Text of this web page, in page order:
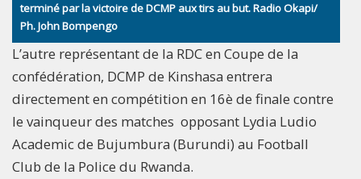
terminé par la victoire de DCMP aux tirs au but. Radio Okapi/
Ph. John Bompengo
L’autre représentant de la RDC en Coupe de la
confédération, DCMP de Kinshasa entrera
directement en compétition en 16è de finale contre
le vainqueur des matches opposant Lydia Ludio
Academic de Bujumbura (Burundi) au Football
Club de la Police du Rwanda.